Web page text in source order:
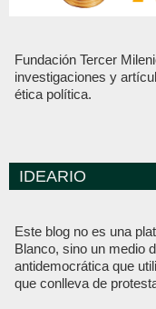
Fundación Tercer
investigaciones y
ética política.
IDEARIO
Este blog no es una
Blanco, sino un medio
antidemocrática que
que conlleva de